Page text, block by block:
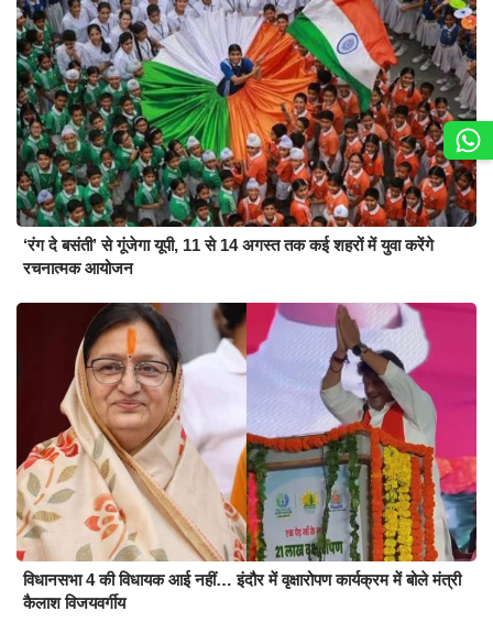
‘रंग दे बसंती’ से गूंजेगा यूपी, 11 से 14 अगस्त तक कई शहरों में युवा करेंगे
रचनात्मक आयोजन
विधानसभा 4 की विधायक आई नहीं… इंदौर में वृक्षारोपण कार्यक्रम में बोले मंत्री
कैलाश विजयवर्गीय